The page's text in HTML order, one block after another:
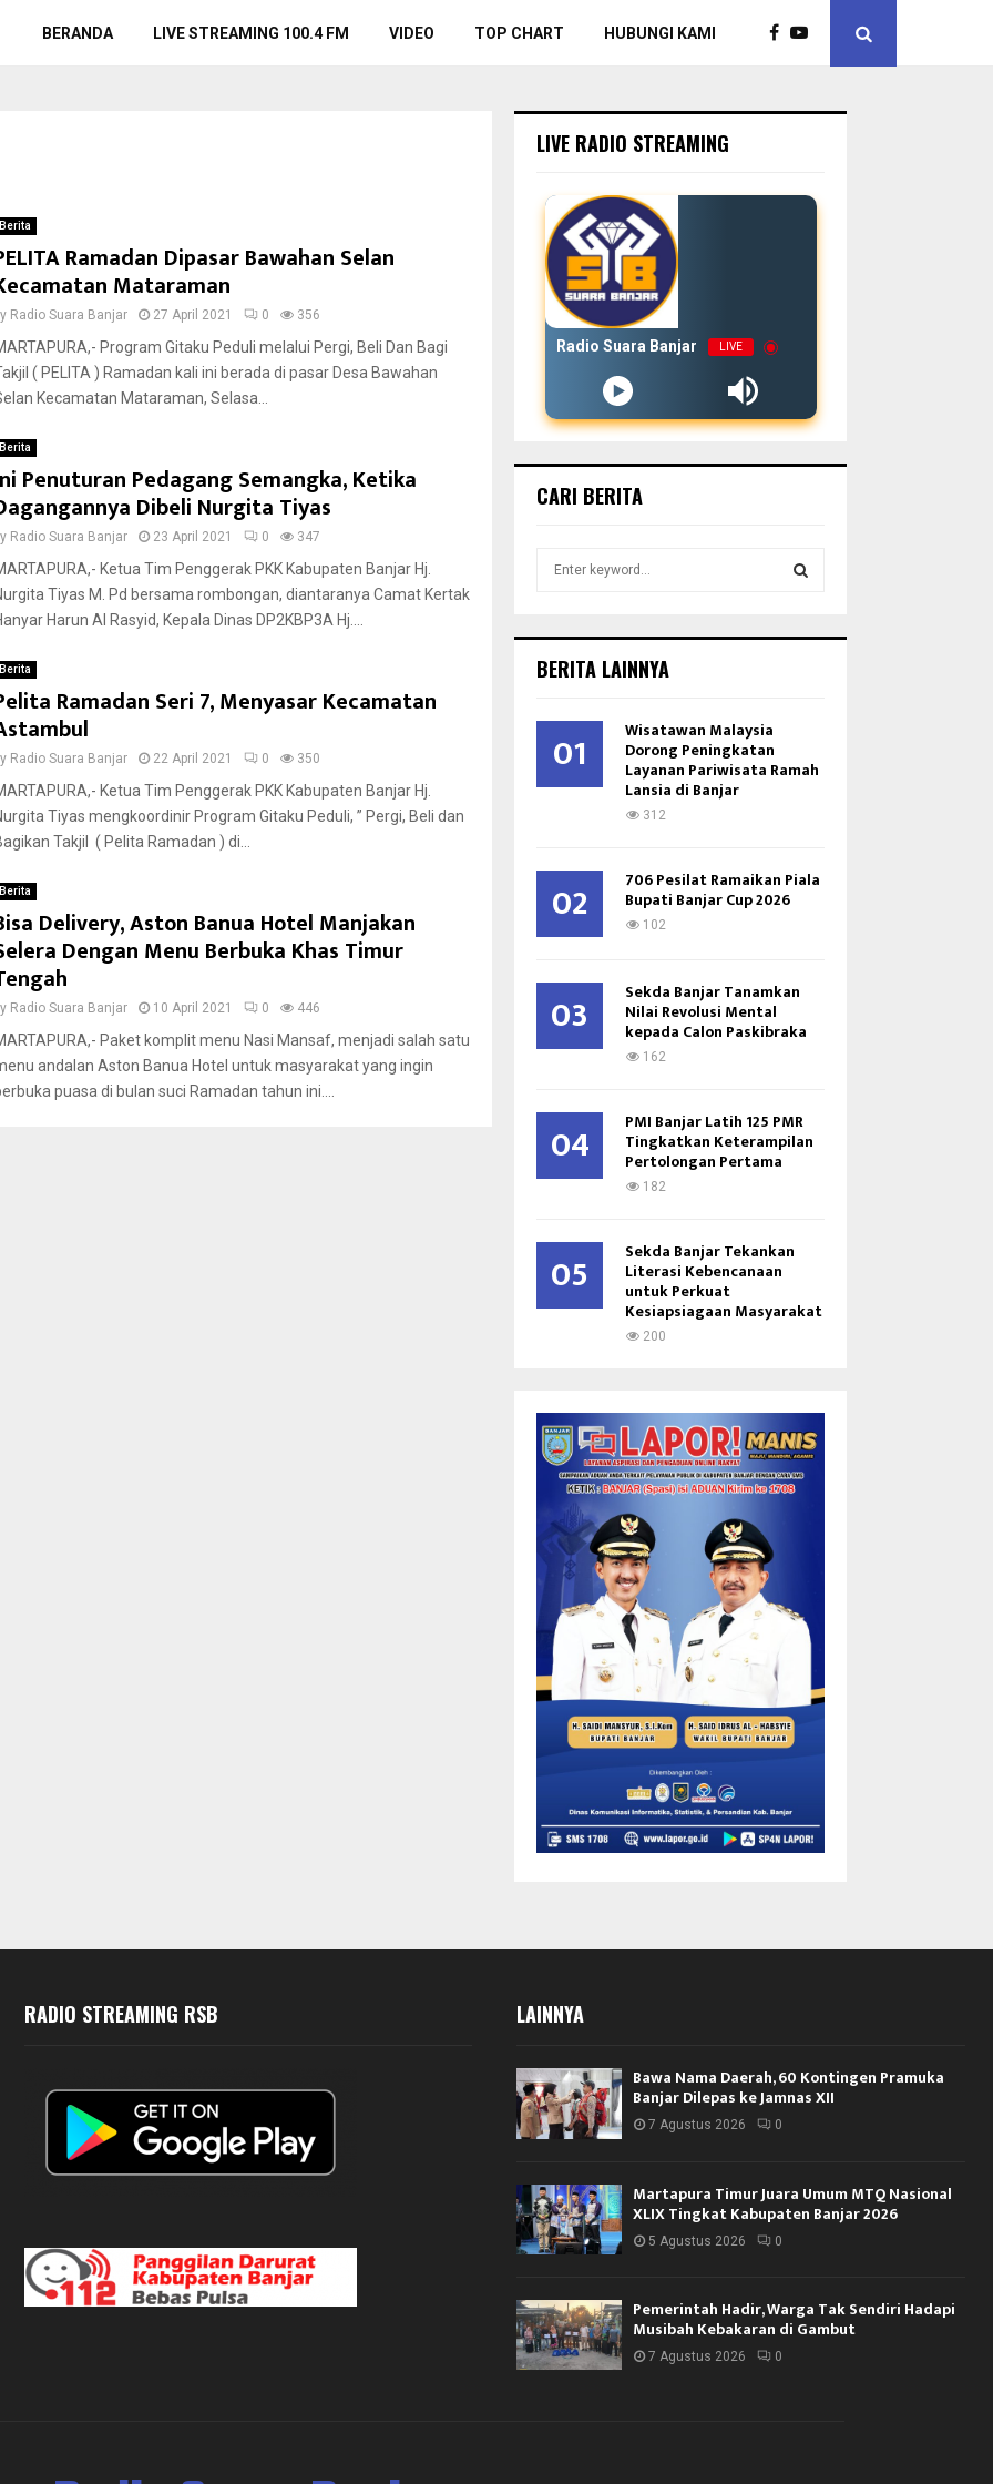
BERANDA LIVE STREAMING 100.4 FM VIDEO TOP CHART HUBUNGI KAMI
Berita
Ramadan Dipasar Bawahan Selan
Mataraman
Radio Suara Banjar 27 April 2021 0 356
Program Gitaku Peduli melalui Pergi, Beli Dan Bagi
( PELITA ) Ramadan kali ini berada di pasar Desa Bawahan
Kecamatan Mataraman, Selasa...
Berita
Penuturan Pedagang Semangka, Ketika
Dibeli Nurgita Tiyas
Radio Suara Banjar 23 April 2021 0 347
Ketua Tim Penggerak PKK Kabupaten Banjar Hj.
Tiyas M. Pd bersama rombongan, diantaranya Camat Kertak
Harun Al Rasyid, Kepala Dinas DP2KBP3A Hj....
Berita
Ramadan Seri 7, Menyasar Kecamatan
Radio Suara Banjar 22 April 2021 0 350
Ketua Tim Penggerak PKK Kabupaten Banjar Hj.
Tiyas mengkoordinir Program Gitaku Peduli, ” Pergi, Beli dan
Takjil ( Pelita Ramadan ) di...
Berita
Delivery, Aston Banua Hotel Manjakan
Dengan Menu Berbuka Khas Timur
Radio Suara Banjar 10 April 2021 0 446
Paket komplit menu Nasi Mansaf, menjadi salah satu
andalan Aston Banua Hotel untuk masyarakat yang ingin
puasa di bulan suci Ramadan tahun ini....
LIVE RADIO STREAMING
Radio Suara Banjar LIVE
CARI BERITA
h
o
BERITA LAINNYA
01 Wisatawan Malaysia
Dorong Peningkatan
Layanan Pariwisata Ramah
Lansia di Banjar
312
02 706 Pesilat Ramaikan Piala
Bupati Banjar Cup 2026
102
03 Sekda Banjar Tanamkan
Nilai Revolusi Mental
kepada Calon Paskibraka
162
04 PMI Banjar Latih 125 PMR
Tingkatkan Keterampilan
Pertolongan Pertama
182
05 Sekda Banjar Tekankan
Literasi Kebencanaan
untuk Perkuat
Kesiapsiagaan Masyarakat
200
RADIO STREAMING RSB LAINNYA
Bawa Nama Daerah, 60 Kontingen Pramuka
Banjar Dilepas ke Jamnas XII
7 Agustus 2026 0
Martapura Timur Juara Umum MTQ Nasional
XLIX Tingkat Kabupaten Banjar 2026
5 Agustus 2026 0
Pemerintah Hadir, Warga Tak Sendiri Hadapi
Musibah Kebakaran di Gambut
7 Agustus 2026 0